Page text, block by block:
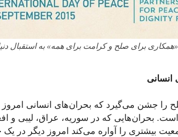
برای صلح و کرامت برای همه» به استقبال
انسانی
را جشن می‌گیرد که بحران‌های انسانی
است. بحران‌هایی که در سوریه، عراق، لیبی و
بیشتری را آواره می‌کند امروز دیگر در